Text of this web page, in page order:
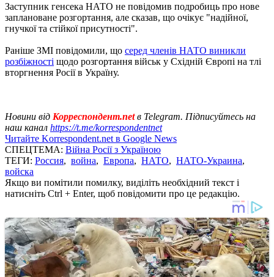
Заступник генсека НАТО не повідомив подробиць про нове
заплановане розгортання, але сказав, що очікує "надійної,
гнучкої та стійкої присутності".
Раніше ЗМІ повідомили, що серед членів НАТО виникли
розбіжності щодо розгортання військ у Східній Європі на тлі
вторгнення Росії в Україну.
Новини від Корреспондент.netв Telegram. Підписуйтесь на
наш канал https://t.me/korrespondentnet
Читайте Korrespondent.net в Google News
СПЕЦТЕМА: Війна Росії з Україною
ТЕГИ: Россия, война, Европа, НАТО, НАТО-Украина,
войска
Якщо ви помітили помилку, виділіть необхідний текст і
натисніть Ctrl + Enter, щоб повідомити про це редакцію.